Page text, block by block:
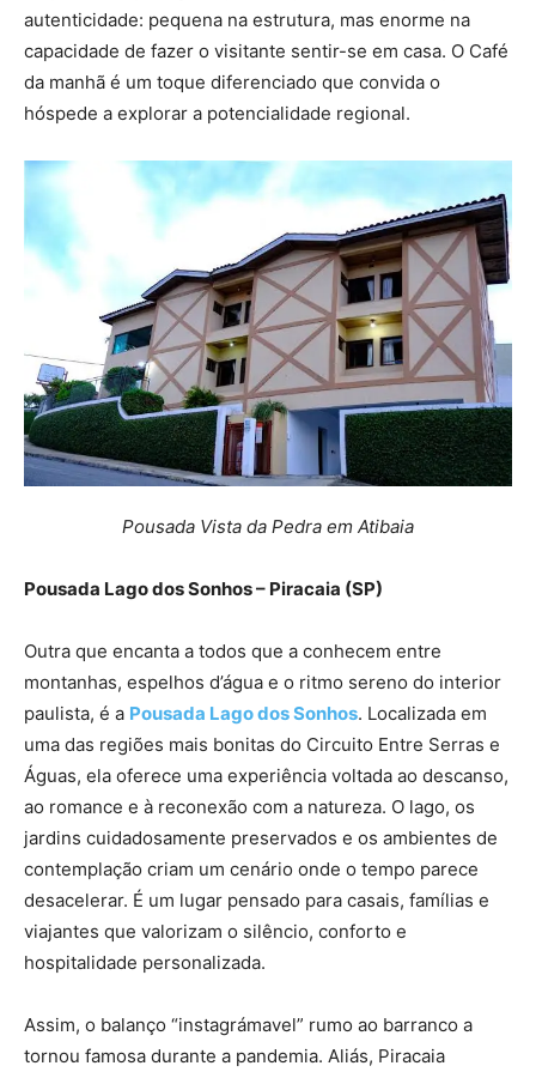
autenticidade: pequena na estrutura, mas enorme na
capacidade de fazer o visitante sentir-se em casa. O Café
da manhã é um toque diferenciado que convida o
hóspede a explorar a potencialidade regional.
Pousada Vista da Pedra em Atibaia
Pousada Lago dos Sonhos – Piracaia (SP)
Outra que encanta a todos que a conhecem entre
montanhas, espelhos d’água e o ritmo sereno do interior
paulista, é a Pousada Lago dos Sonhos. Localizada em
uma das regiões mais bonitas do Circuito Entre Serras e
Águas, ela oferece uma experiência voltada ao descanso,
ao romance e à reconexão com a natureza. O lago, os
jardins cuidadosamente preservados e os ambientes de
contemplação criam um cenário onde o tempo parece
desacelerar. É um lugar pensado para casais, famílias e
viajantes que valorizam o silêncio, conforto e
hospitalidade personalizada.
Assim, o balanço “instagrámavel” rumo ao barranco a
tornou famosa durante a pandemia. Aliás, Piracaia